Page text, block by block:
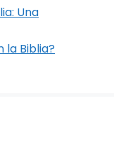
Una
la Biblia?